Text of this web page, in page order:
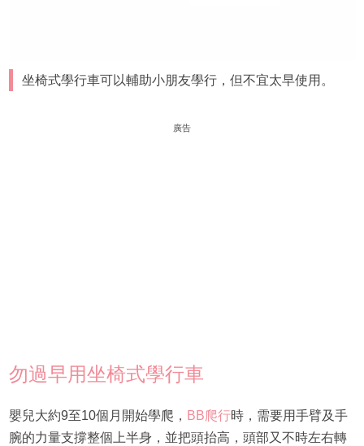
坐椅式學行車可以輔助小朋友學行，但不宜太早使用。
廣告
勿過早用坐椅式學行車
嬰兒大約9至10個月開始學爬， BB爬行時，需要用手臂及手
腕的力量支撐整個上半身，並把頭抬高，頭部又不時左右轉